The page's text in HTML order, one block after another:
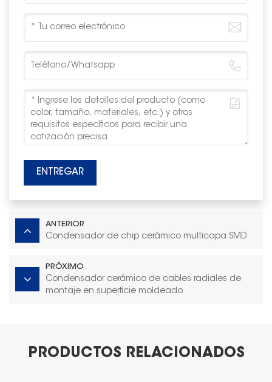
ENTREGAR
ANTERIOR
Condensador de chip cerámico multicapa SMD
PRÓXIMO
Condensador cerámico de cables radiales de
montaje en superficie moldeado
PRODUCTOS RELACIONADOS